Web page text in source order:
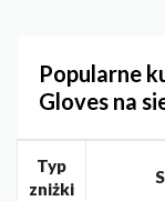
Popularne
Gloves na
Typ
zniżki